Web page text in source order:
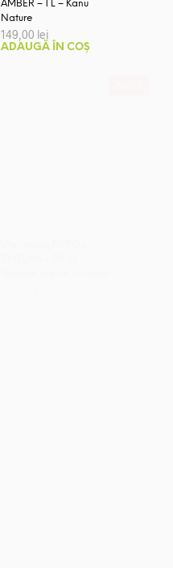
AMBER – 1 L – Kanu
Nature
149,00 lei
ADAUGĂ ÎN COȘ